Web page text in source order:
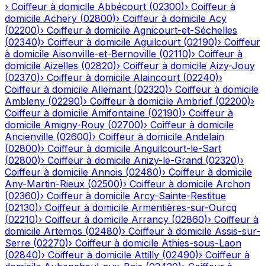
› Coiffeur à domicile Abbécourt (02300)› Coiffeur à
domicile Achery (02800)› Coiffeur à domicile Acy
(02200)› Coiffeur à domicile Agnicourt-et-Séchelles
(02340)› Coiffeur à domicile Aguilcourt (02190)› Coiffeur
à domicile Aisonville-et-Bernoville (02110)› Coiffeur à
domicile Aizelles (02820)› Coiffeur à domicile Aizy-Jouy
(02370)› Coiffeur à domicile Alaincourt (02240)›
Coiffeur à domicile Allemant (02320)› Coiffeur à domicile
Ambleny (02290)› Coiffeur à domicile Ambrief (02200)›
Coiffeur à domicile Amifontaine (02190)› Coiffeur à
domicile Amigny-Rouy (02700)› Coiffeur à domicile
Ancienville (02600)› Coiffeur à domicile Andelain
(02800)› Coiffeur à domicile Anguilcourt-le-Sart
(02800)› Coiffeur à domicile Anizy-le-Grand (02320)›
Coiffeur à domicile Annois (02480)› Coiffeur à domicile
Any-Martin-Rieux (02500)› Coiffeur à domicile Archon
(02360)› Coiffeur à domicile Arcy-Sainte-Restitue
(02130)› Coiffeur à domicile Armentières-sur-Ourcq
(02210)› Coiffeur à domicile Arrancy (02860)› Coiffeur à
domicile Artemps (02480)› Coiffeur à domicile Assis-sur-
Serre (02270)› Coiffeur à domicile Athies-sous-Laon
(02840)› Coiffeur à domicile Attilly (02490)› Coiffeur à